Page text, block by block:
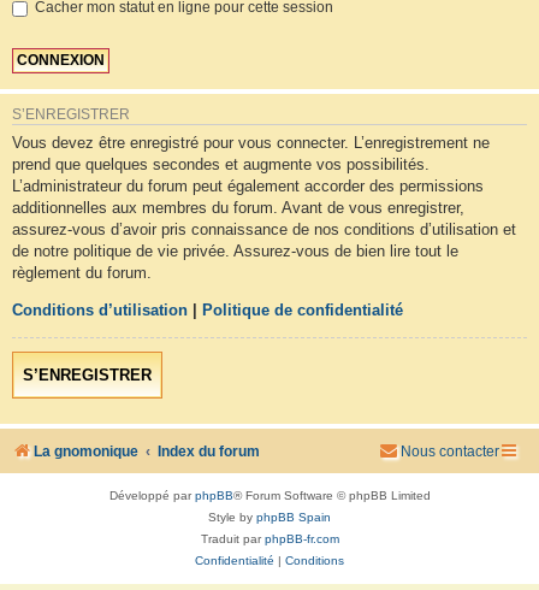
Cacher mon statut en ligne pour cette session
S’ENREGISTRER
Vous devez être enregistré pour vous connecter. L’enregistrement ne
prend que quelques secondes et augmente vos possibilités.
L’administrateur du forum peut également accorder des permissions
additionnelles aux membres du forum. Avant de vous enregistrer,
assurez-vous d’avoir pris connaissance de nos conditions d’utilisation et
de notre politique de vie privée. Assurez-vous de bien lire tout le
règlement du forum.
Conditions d’utilisation Politique de confidentialité
S’ENREGISTRER
La gnomonique Index du forum Nous contacter
Développé parphpBB® Forum Software © phpBB Limited
Style by phpBB Spain
Traduit parphpBB-fr.com
Confidentialité
Conditions